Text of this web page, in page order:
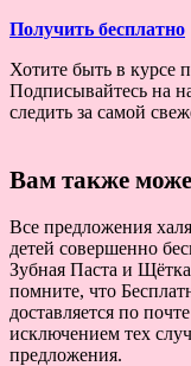
Получить бесплатно
Хотите быть в курсе
Подписывайтесь на
следить за самой
Вам также
Все предложения
детей совершенно
Зубная Паста и
помните, что
доставляется по
исключением тех
предложения.